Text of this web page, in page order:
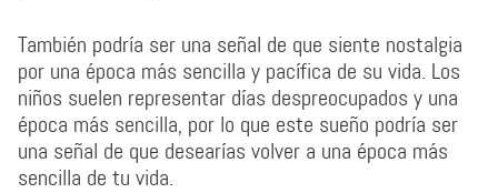
También podría ser una señal de que siente nostalgia
por una época más sencilla y pacífica de su vida. Los
niños suelen representar días despreocupados y una
época más sencilla, por lo que este sueño podría ser
una señal de que desearías volver a una época más
sencilla de tu vida.